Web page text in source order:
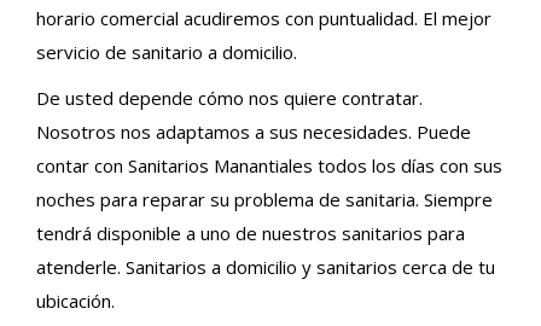
horario comercial acudiremos con puntualidad. El mejor
servicio de sanitario a domicilio.
De usted depende cómo nos quiere contratar.
Nosotros nos adaptamos a sus necesidades. Puede
contar con Sanitarios Manantiales todos los días con sus
noches para reparar su problema de sanitaria. Siempre
tendrá disponible a uno de nuestros sanitarios para
atenderle. Sanitarios a domicilio y sanitarios cerca de tu
ubicación.